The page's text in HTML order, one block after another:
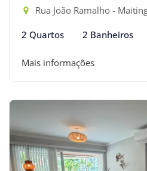
Rua João Ramalho -
2 Quartos 2 Banheiros
Mais informações